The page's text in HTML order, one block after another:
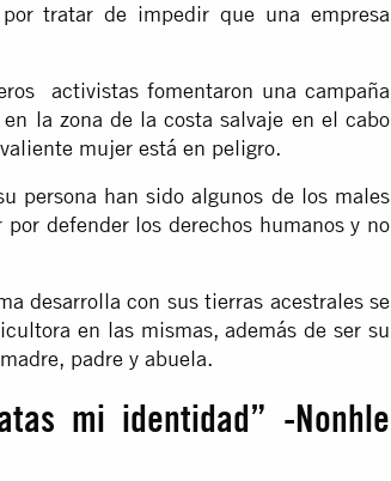
tratar de impedir que una empresa
activistas fomentaron una campaña
la zona de la costa salvaje en el cabo
mujer está en peligro.
persona han sido algunos de los males
defender los derechos humanos y no
desarrolla con sus tierras acestrales se
en las mismas, además de ser su
padre y abuela.
mi identidad” -Nonhle